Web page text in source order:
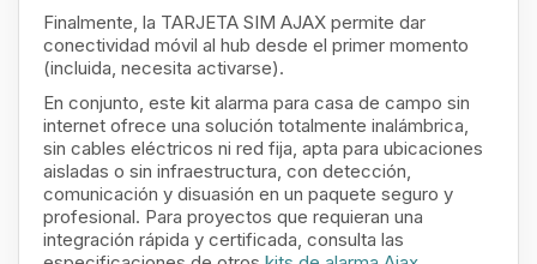
Finalmente, la TARJETA SIM AJAX permite dar
conectividad móvil al hub desde el primer momento
(incluida, necesita activarse).
En conjunto, este kit alarma para casa de campo sin
internet ofrece una solución totalmente inalámbrica,
sin cables eléctricos ni red fija, apta para ubicaciones
aisladas o sin infraestructura, con detección,
comunicación y disuasión en un paquete seguro y
profesional. Para proyectos que requieran una
integración rápida y certificada, consulta las